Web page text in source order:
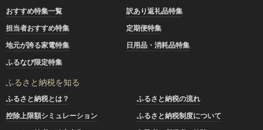
おすすめ特集一覧
訳あり返礼品特集
担当者おすすめ特集
定期便特集
地元が誇る家電特集
日用品・消耗品特集
ふるなび限定特集
ふるさと納税を知る
ふるさと納税とは？
ふるさと納税の流れ
控除上限額シミュレーション
ふるさと納税制度について